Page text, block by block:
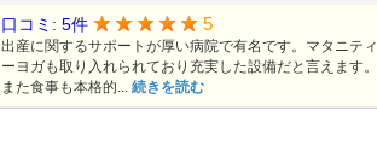
口コミ: 5件 5
出産に関するサポートが厚い病院で有名です。マタニティ
ーヨガも取り入れられており充実した設備だと言えます。
また食事も本格的... 続きを読む